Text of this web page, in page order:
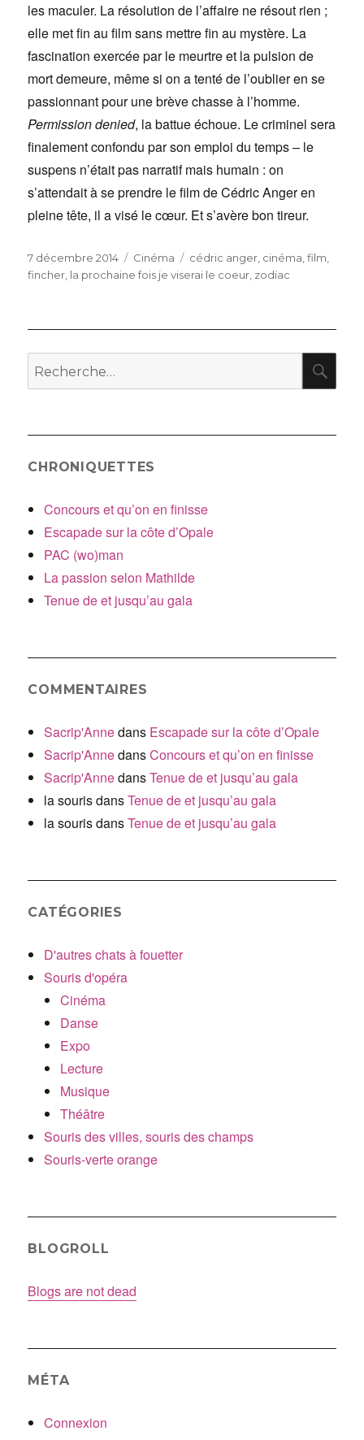
les maculer. La résolution de l’affaire ne résout rien ;
elle met fin au film sans mettre fin au mystère. La
fascination exercée par le meurtre et la pulsion de
mort demeure, même si on a tenté de l’oublier en se
passionnant pour une brève chasse à l’homme.
Permission denied, la battue échoue. Le criminel sera
finalement confondu par son emploi du temps – le
suspens n’était pas narratif mais humain : on
s’attendait à se prendre le film de Cédric Anger en
pleine tête, il a visé le cœur. Et s’avère bon tireur.
Publié
le
7 décembre 2014 Catégories
Cinéma Étiquettes
cédric anger, cinéma,film,
fincher, la prochaine fois je viserai le coeur, zodiac
Recherche
pour
CHRONIQUETTES
Concours et qu’on en finisse
Escapade sur la côte d’Opale
PAC (wo)man
La passion selon Mathilde
Tenue de et jusqu’au gala
COMMENTAIRES
Sacrip'Annedans Escapade sur la côte d’Opale
Sacrip'AnnedansConcours et qu’on en finisse
Sacrip'AnnedansTenue de et jusqu’au gala
la sourisdansTenue de et jusqu’au gala
la sourisdansTenue de et jusqu’au gala
CATÉGORIES
D'autres chats à fouetter
Souris d'opéra
Cinéma
Danse
Expo
Lecture
Musique
Théâtre
Souris des villes, souris des champs
Souris-verte orange
BLOGROLL
Blogs are not dead
MÉTA
Connexion